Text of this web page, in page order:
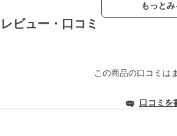
もっとみ
レビュー・口コミ
この商品の口コミは
口コミを